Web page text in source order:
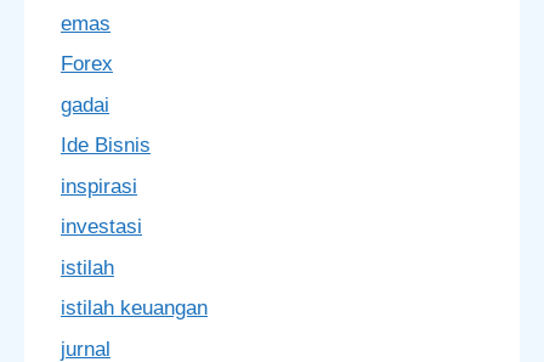
emas
Forex
gadai
Ide Bisnis
inspirasi
investasi
istilah
istilah keuangan
jurnal